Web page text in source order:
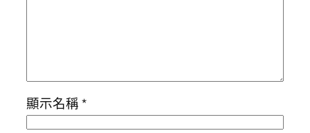
顯示名稱*